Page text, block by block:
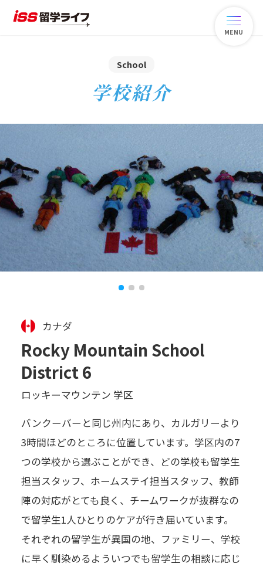
MENU
School
学校紹介
カナダ
Rocky Mountain School
District 6
ロッキーマウンテン 学区
バンクーバーと同じ州内にあり、カルガリーより
3時間ほどのところに位置しています。学区内の7
つの学校から選ぶことができ、どの学校も留学生
担当スタッフ、ホームステイ担当スタッフ、教師
陣の対応がとても良く、チームワークが抜群なの
で留学生1人ひとりのケアが行き届いています。
それぞれの留学生が異国の地、ファミリー、学校
に早く馴染めるよういつでも留学生の相談に応じ